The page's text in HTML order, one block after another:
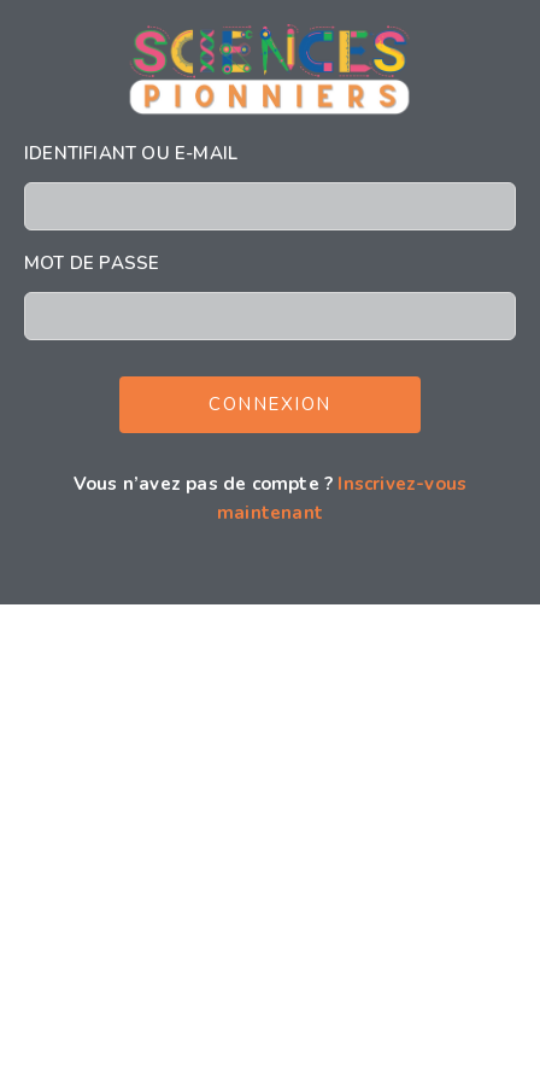
IDENTIFIANT OU E-MAIL
MOT DE PASSE
Vous n’avez pas de compte ? Inscrivez-vous
maintenant